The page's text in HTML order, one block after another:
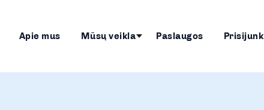
Apie mus Mūsų veikla Paslaugos Prisijunk